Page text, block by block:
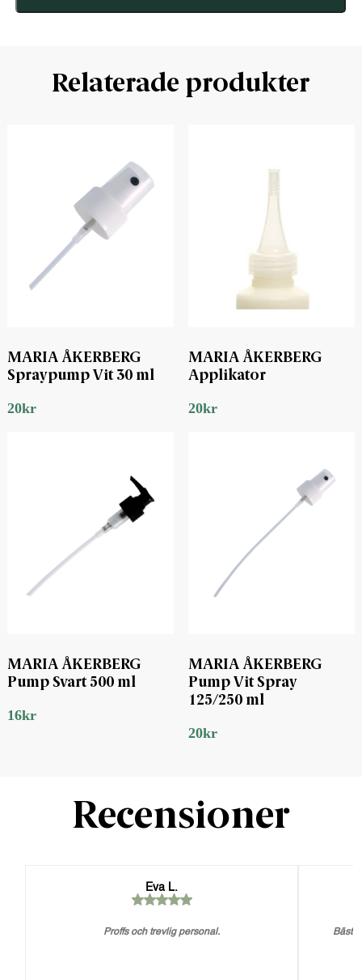
Relaterade produkter
MARIA ÅKERBERG
Spraypump Vit 30 ml
20kr
MARIA ÅKERBERG
Applikator
20kr
MARIA ÅKERBERG
Pump Svart 500 ml
16kr
MARIA ÅKERBERG
Pump Vit Spray
125/250 ml
20kr
Recensioner
Eva L.
Proffs och trevlig personal. Bästa